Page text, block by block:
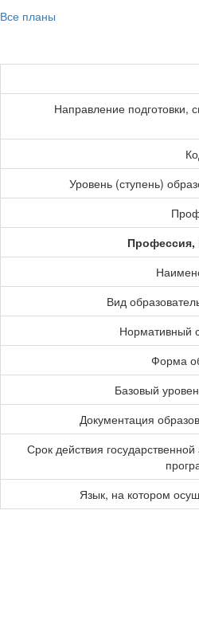
Все планы
Направление подготовки,
Уровень (ступень)
Профессия,
Вид
Нормативный
Форма
Базовый
Документация
Срок действия
Язык, на котором